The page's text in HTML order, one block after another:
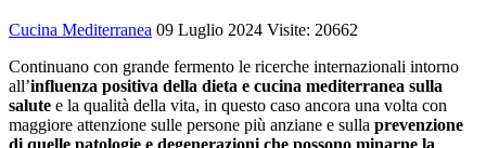
Cucina Mediterranea 09 Luglio 2024 Visite: 20662
Continuano con grande fermento le ricerche internazionali intorno
all’influenza positiva della dieta e cucina mediterranea sulla
salute e la qualità della vita, in questo caso ancora una volta con
maggiore attenzione sulle persone più anziane e sulla prevenzione